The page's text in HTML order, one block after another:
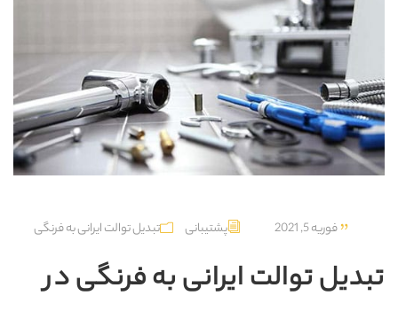
فوریه 5, 2021 پشتیبانی تبدیل توالت ایرانی به فرنگی
تبدیل توالت ایرانی به فرنگی در